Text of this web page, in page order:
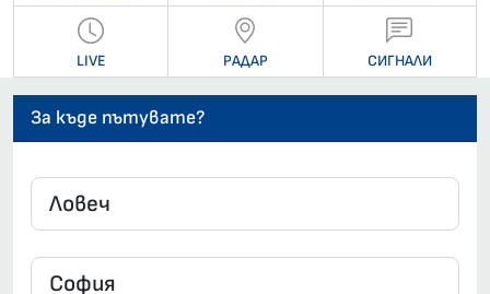
LIVE РАДАР СИГНАЛИ
За къде пътувате?